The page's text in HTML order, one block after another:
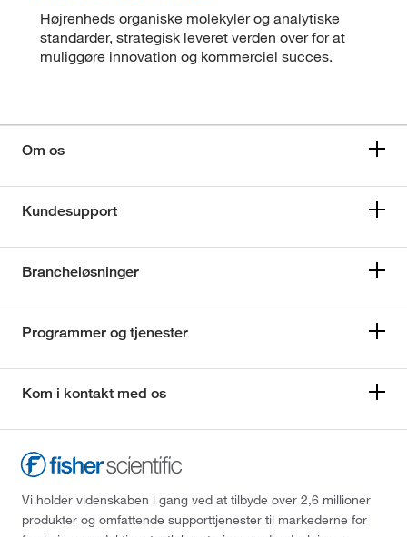
Højrenheds organiske molekyler og analytiske
standarder, strategisk leveret verden over for at
muliggøre innovation og kommerciel succes.
Om os
Kundesupport
Brancheløsninger
Programmer og tjenester
Kom i kontakt med os
Vi holder videnskaben i gang ved at tilbyde over 2,6 millioner
produkter og omfattende supporttjenester til markederne for